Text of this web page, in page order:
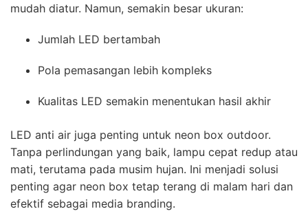
mudah diatur. Namun, semakin besar ukuran:
Jumlah LED bertambah
Pola pemasangan lebih kompleks
Kualitas LED semakin menentukan hasil akhir
LED anti air juga penting untuk neon box outdoor.
Tanpa perlindungan yang baik, lampu cepat redup atau
mati, terutama pada musim hujan. Ini menjadi solusi
penting agar neon box tetap terang di malam hari dan
efektif sebagai media branding.